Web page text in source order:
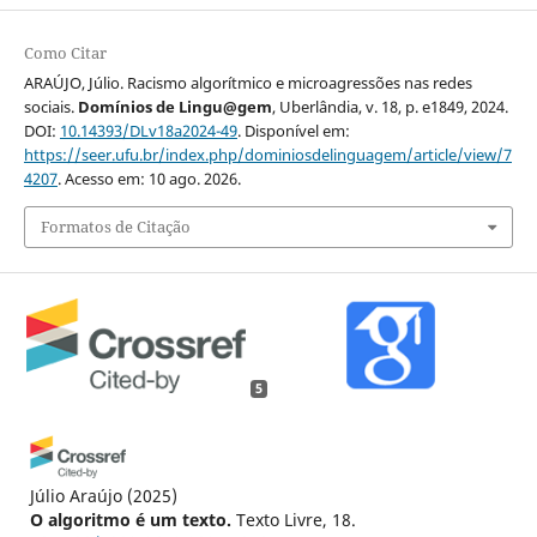
Como Citar
ARAÚJO, Júlio. Racismo algorítmico e microagressões nas redes
sociais. Domínios de Lingu@gem, Uberlândia, v. 18, p. e1849, 2024.
DOI: 10.14393/DLv18a2024-49. Disponível em:
https://seer.ufu.br/index.php/dominiosdelinguagem/article/view/7
4207. Acesso em: 10 ago. 2026.
Formatos de Citação
5
Júlio Araújo (2025)
O algoritmo é um texto. Texto Livre, 18.